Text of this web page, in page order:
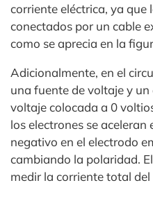
corriente eléctrica, ya que
conectados por un cable
como se aprecia en la
Adicionalmente, en el
una fuente de voltaje y
voltaje colocada a 0
los electrones se
negativo en el electrodo
cambiando la polaridad.
medir la corriente total del